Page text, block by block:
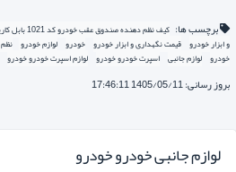
کارتن فشرده از ورق های پلیمری
برچسب ها: کیف نظم دهنده صندوق عقب خودرو کد 1021 بابل کارپت اصل
و ابزار خودرو قیمت نگهداری و ابزار خودرو خودرو لوازم خودرو
خودرو لوازم جانبی اسپرت خودرو خودرو لوازم اسپرت خودرو خودرو
بروز رسانی: 1405/05/11 17:46:11
لوازم جانبی خودرو خودرو